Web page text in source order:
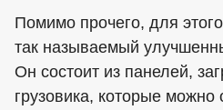
Помимо прочего, для
так называемый
Он состоит из панелей,
грузовика, которые можно